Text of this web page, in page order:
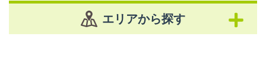
エリアから探す